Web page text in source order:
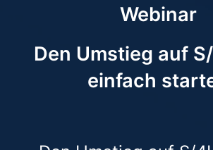
Webinar
Den Umstieg auf
einfach